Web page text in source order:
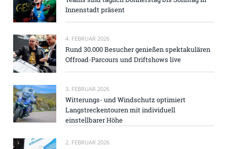
Innenstadt präsent
4. FEBRUAR 2026
Rund 30.000 Besucher genießen spektakulären
Offroad-Parcours und Driftshows live
3. FEBRUAR 2026
Witterungs- und Windschutz optimiert
Langstreckentouren mit individuell
einstellbarer Höhe
2. FEBRUAR 2026